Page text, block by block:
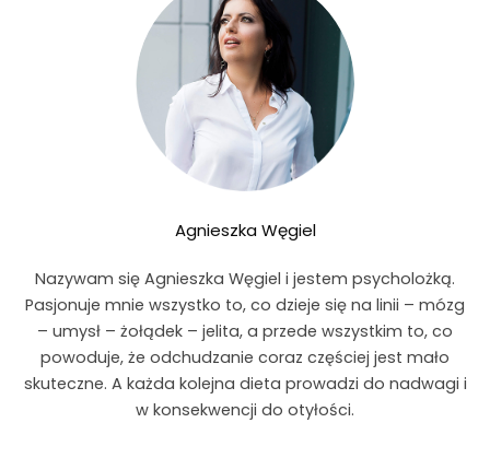
Agnieszka Węgiel
Nazywam się Agnieszka Węgiel i jestem psycholożką.
Pasjonuje mnie wszystko to, co dzieje się na linii – mózg
– umysł – żołądek – jelita, a przede wszystkim to, co
powoduje, że odchudzanie coraz częściej jest mało
skuteczne. A każda kolejna dieta prowadzi do nadwagi i
w konsekwencji do otyłości.